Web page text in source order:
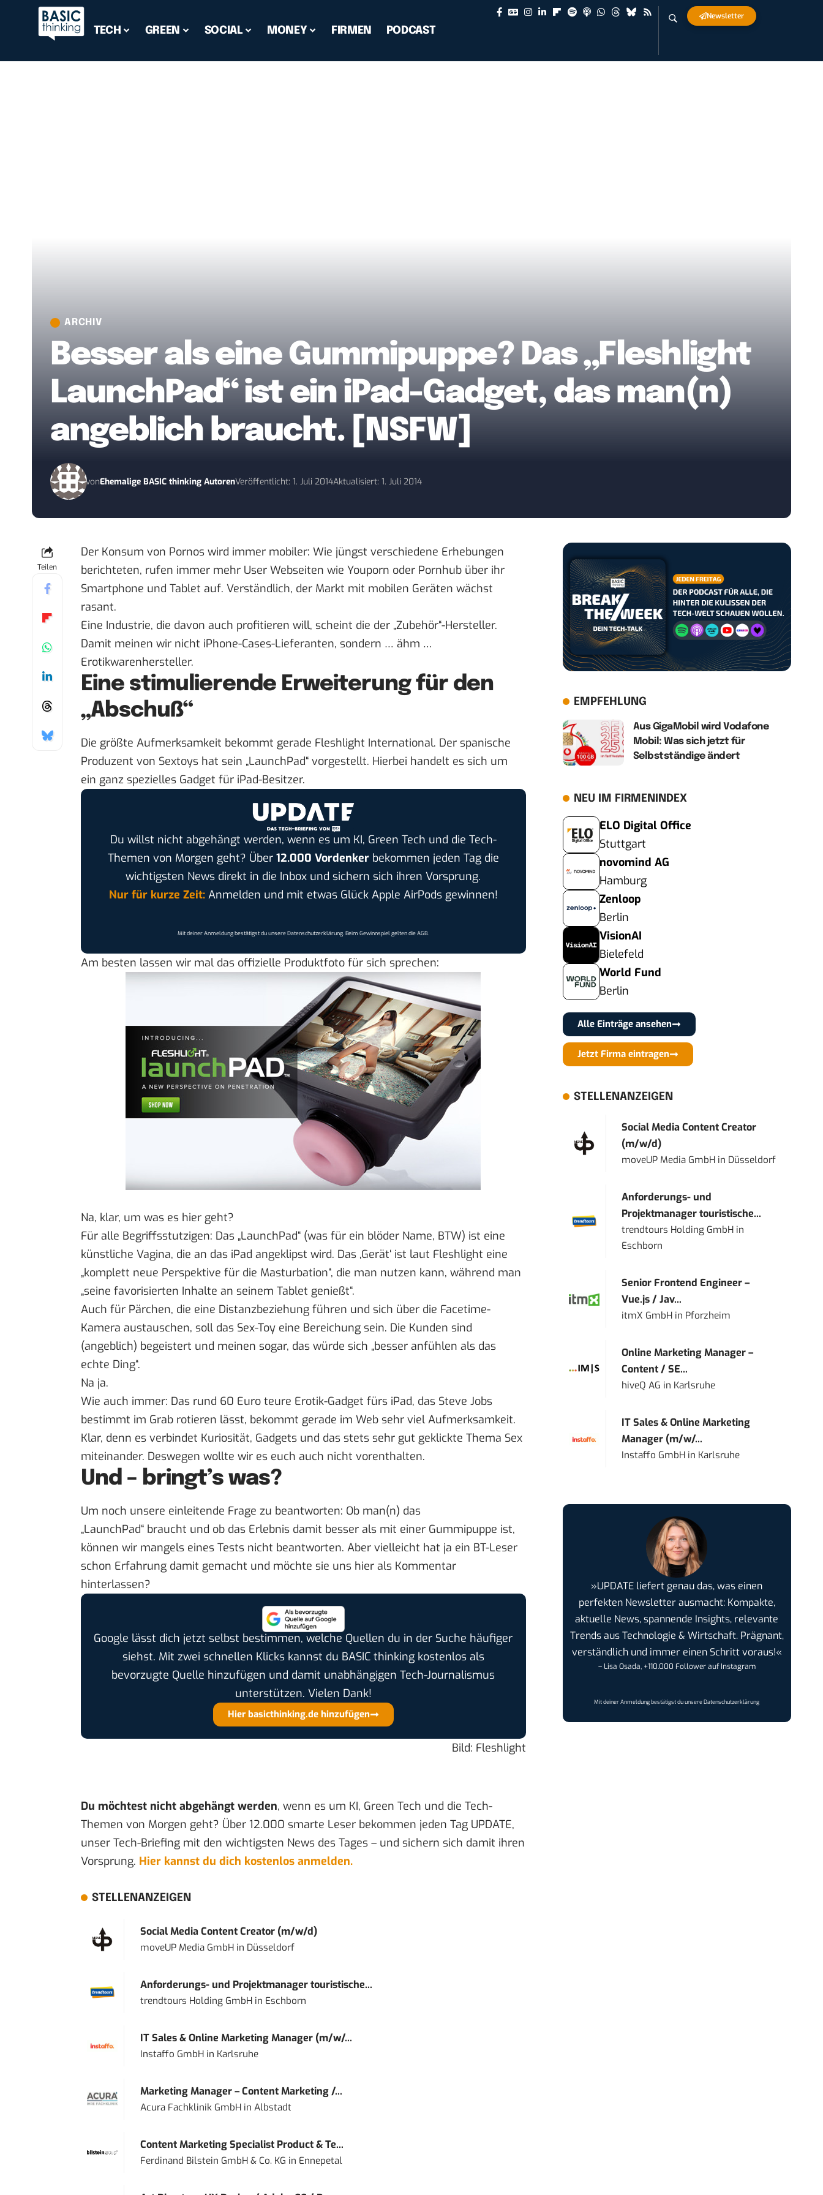
TECH GREEN SOCIAL MONEY FIRMEN PODCAST
Newsletter
ARCHIV
Besser als eine Gummipuppe? Das „Fleshlight
LaunchPad“ ist ein iPad-Gadget, das man(n)
angeblich braucht. [NSFW]
vonEhemalige BASIC thinking AutorenVeröffentlicht: 1. Juli 2014Aktualisiert: 1. Juli 2014
Teilen
Der Konsum von Pornos wird immer mobiler: Wie jüngst verschiedene Erhebungen
berichteten, rufen immer mehr User Webseiten wie Youporn oder Pornhub über ihr
Smartphone und Tablet auf. Verständlich, der Markt mit mobilen Geräten wächst
rasant.
Eine Industrie, die davon auch profitieren will, scheint die der „Zubehör“-Hersteller.
Damit meinen wir nicht iPhone-Cases-Lieferanten, sondern … ähm …
Erotikwarenhersteller.
Eine stimulierende Erweiterung für den
„Abschuß“
Die größte Aufmerksamkeit bekommt gerade Fleshlight International. Der spanische
Produzent von Sextoys hat sein „LaunchPad“ vorgestellt. Hierbei handelt es sich um
ein ganz spezielles Gadget für iPad-Besitzer.
Du willst nicht abgehängt werden, wenn es um KI, Green Tech und die Tech-
Themen von Morgen geht? Über 12.000 Vordenkerbekommen jeden Tag die
wichtigsten News direkt in die Inbox und sichern sich ihren Vorsprung.
Nur für kurze Zeit:Anmelden und mit etwas Glück Apple AirPods gewinnen!
Mit deiner Anmeldung bestätigst du unsereDatenschutzerklärung. Beim Gewinnspiel gelten dieAGB.
Am besten lassen wir mal das offizielle Produktfoto für sich sprechen:
Na, klar, um was es hier geht?
Für alle Begriffsstutzigen: Das „LaunchPad“ (was für ein blöder Name, BTW) ist eine
künstliche Vagina, die an das iPad angeklipst wird. Das ‚Gerät‘ ist laut Fleshlight eine
„komplett neue Perspektive für die Masturbation“, die man nutzen kann, während man
„seine favorisierten Inhalte an seinem Tablet genießt“.
Auch für Pärchen, die eine Distanzbeziehung führen und sich über die Facetime-
Kamera austauschen, soll das Sex-Toy eine Bereichung sein. Die Kunden sind
(angeblich) begeistert und meinen sogar, das würde sich „besser anfühlen als das
echte Ding“.
Na ja.
Wie auch immer: Das rund 60 Euro teure Erotik-Gadget fürs iPad, das Steve Jobs
bestimmt im Grab rotieren lässt, bekommt gerade im Web sehr viel Aufmerksamkeit.
Klar, denn es verbindet Kuriosität, Gadgets und das stets sehr gut geklickte Thema Sex
miteinander. Deswegen wollte wir es euch auch nicht vorenthalten.
Und – bringt’s was?
Um noch unsere einleitende Frage zu beantworten: Ob man(n) das
„LaunchPad“ braucht und ob das Erlebnis damit besser als mit einer Gummipuppe ist,
können wir mangels eines Tests nicht beantworten. Aber vielleicht hat ja ein BT-Leser
schon Erfahrung damit gemacht und möchte sie uns hier als Kommentar
hinterlassen?
Google lässt dich jetzt selbst bestimmen, welche Quellen du in der Suche häufiger
siehst. Mit zwei schnellen Klicks kannst du BASIC thinking kostenlos als
bevorzugte Quelle hinzufügen und damit unabhängigen Tech-Journalismus
unterstützen. Vielen Dank!
Hier basicthinking.de hinzufügen
Bild: Fleshlight
Du möchtest nicht abgehängt werden, wenn es um KI, Green Tech und die Tech-
Themen von Morgen geht? Über 12.000 smarte Leser bekommen jeden Tag UPDATE,
unser Tech-Briefing mit den wichtigsten News des Tages – und sichern sich damit ihren
Vorsprung. Hier kannst du dich kostenlos anmelden.
STELLENANZEIGEN
Social Media Content Creator (m/w/d)
moveUP Media GmbHin Düsseldorf
Anforderungs- und Projektmanager touristische...
trendtours Holding GmbHin Eschborn
IT Sales & Online Marketing Manager (m/w/...
Instaffo GmbHin Karlsruhe
Marketing Manager – Content Marketing /...
Acura Fachklinik GmbHin Albstadt
Content Marketing Specialist Product & Te...
Ferdinand Bilstein GmbH & Co. KG in Ennepetal
EMPFEHLUNG
Aus GigaMobil wird Vodafone
Mobil: Was sich jetzt für
Selbstständige ändert
NEU IM FIRMENINDEX
ELO Digital Office
Stuttgart
novomind AG
Hamburg
Zenloop
Berlin
VisionAI
Bielefeld
World Fund
Berlin
Alle Einträge ansehen
Jetzt Firma eintragen
STELLENANZEIGEN
Social Media Content Creator
(m/w/d)
moveUP Media GmbH in Düsseldorf
Anforderungs- und
Projektmanager touristische...
trendtours Holding GmbH in
Eschborn
Senior Frontend Engineer –
Vue.js / Jav...
itmX GmbH in Pforzheim
Online Marketing Manager –
Content / SE...
hiveQ AG in Karlsruhe
IT Sales & Online Marketing
Manager (m/w/...
Instaffo GmbH in Karlsruhe
»UPDATE liefert genau das, was einen
perfekten Newsletter ausmacht: Kompakte,
aktuelle News, spannende Insights, relevante
Trends aus Technologie & Wirtschaft. Prägnant,
verständlich und immer einen Schritt voraus!«
– Lisa Osada, +110.000 Follower auf Instagram
Mit deiner Anmeldung bestätigst du unsereDatenschutzerklärung